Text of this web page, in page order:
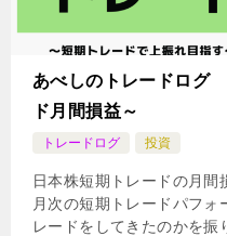
あべしのトレードログ
ド月間損益～
トレードログ 投資
日本株短期トレードの月間
月次の短期トレードパフォ
レードをしてきたのかを振